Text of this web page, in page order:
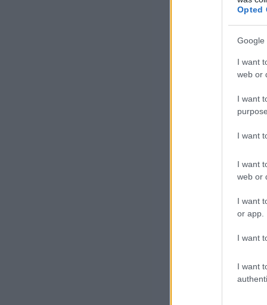
Opted
Google
I want
web or
I want
I want
I want
web or
I want
or app.
I want
I want